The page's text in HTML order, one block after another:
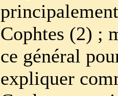
Cophtes (2) ;
ce général
expliquer